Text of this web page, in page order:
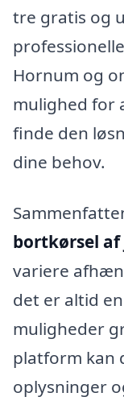
tre gratis og
Hornum og
mulighed for
finde den
dine behov.
bortkørsel af
variere
det er altid
muligheder
platform kan
oplysninger